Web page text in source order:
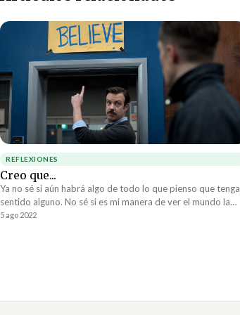
REFLEXIONES
Creo que...
Ya no sé si aún habrá algo de todo lo que pienso que tenga
sentido alguno. No sé si es mi manera de ver el mundo la
que está torcida o es el mundo en sí el que está perdiendo
5 ago 2022